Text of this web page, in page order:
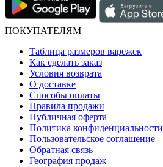
ПОКУПАТЕЛЯМ
Таблица размеров варежек
Как сделать заказ
Условия возврата
О доставке
Способы оплаты
Правила продажи
Публичная оферта
Политика конфиденциальности
Пользовательское соглашение
Обратная связь
География продаж